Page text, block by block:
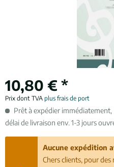
10,80 € *
Prix dont TVA plus frais de port
Prêt à expédier immédiatement,
délai de livraison env. 1-3 jours
Aucune expédition
Chers clients, pour